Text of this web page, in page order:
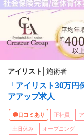
アイリスト 施術者
「アイリスト30万
アアップ求人
口コミあり 正社員
土日休み オープニング